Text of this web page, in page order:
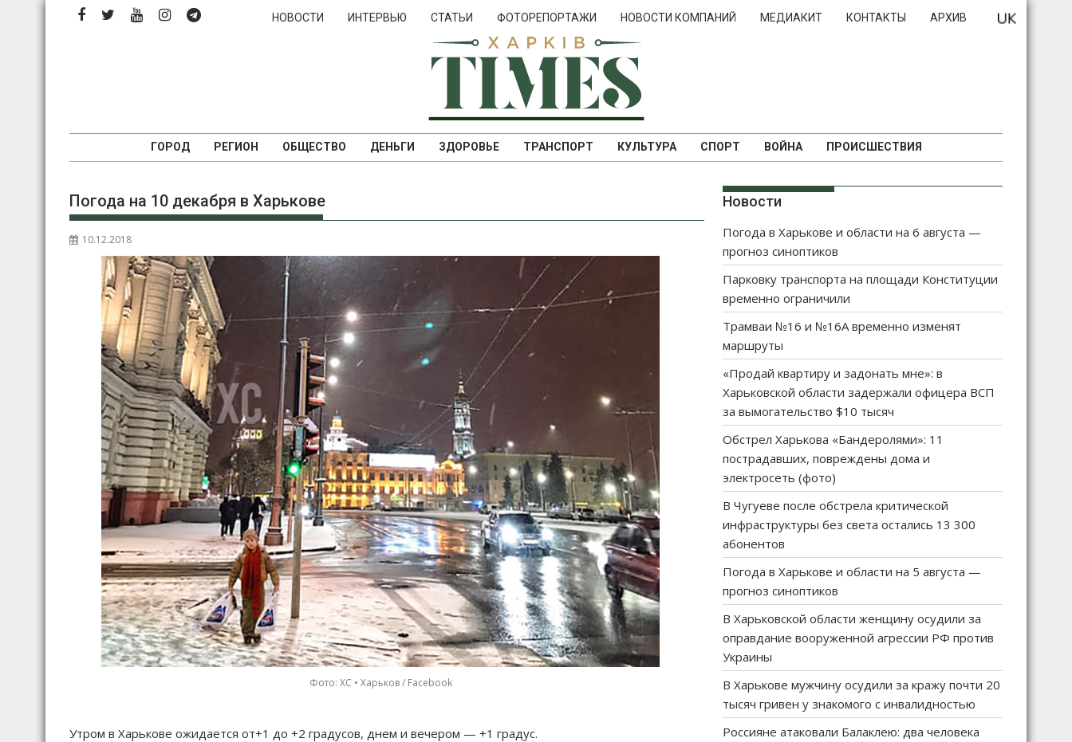
Перейти
НОВОСТИ ИНТЕРВЬЮ СТАТЬИ ФОТОРЕПОРТАЖИ НОВОСТИ КОМПАНИЙ МЕДИАКИТ КОНТАКТЫ АРХИВ
ГОРОД РЕГИОН ОБЩЕСТВО ДЕНЬГИ ЗДОРОВЬЕ ТРАНСПОРТ КУЛЬТУРА СПОРТ ВОЙНА ПРОИСШЕСТВИЯ
Погода на 10 декабря в Харькове
10.12.2018
Фото: ХС • Харьков / Facebook
Утром в Харькове ожидается от+1 до +2 градусов, днем и вечером — +1 градус.
Новости
Погода в Харькове и области на 6 августа —
прогноз синоптиков
Парковку транспорта на площади Конституции
временно ограничили
Трамваи №16 и №16А временно изменят
маршруты
«Продай квартиру и задонать мне»: в
Харьковской области задержали офицера ВСП
за вымогательство $10 тысяч
Обстрел Харькова «Бандеролями»: 11
пострадавших, повреждены дома и
электросеть (фото)
В Чугуеве после обстрела критической
инфраструктуры без света остались 13 300
абонентов
Погода в Харькове и области на 5 августа —
прогноз синоптиков
В Харьковской области женщину осудили за
оправдание вооруженной агрессии РФ против
Украины
В Харькове мужчину осудили за кражу почти 20
тысяч гривен у знакомого с инвалидностью
Россияне атаковали Балаклею: два человека